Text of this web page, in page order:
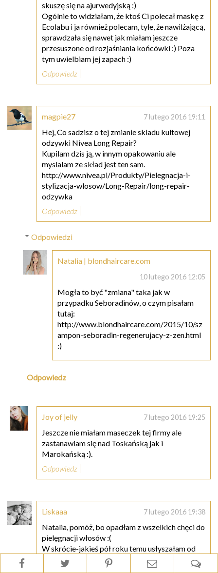
skuszę się na ajurwedyjską :)
Ogólnie to widziałam, że ktoś Ci polecał maskę z
Ecolabu i ja również polecam, tyle, że nawilżającą,
sprawdzała się nawet jak miałam jeszcze
przesuszone od rozjaśniania końcówki :) Poza
tym uwielbiam jej zapach :)
Odpowiedz
magpie27 7 lutego 2016 19:11
Hej, Co sadzisz o tej zmianie skladu kultowej
odzywki Nivea Long Repair?
Kupilam dzis ją, w innym opakowaniu ale
myslalam ze skład jest ten sam.
http://www.nivea.pl/Produkty/Pielegnacja-i-
stylizacja-wlosow/Long-Repair/long-repair-
odzywka
Odpowiedz
Odpowiedzi
Natalia | blondhaircare.com
10 lutego 2016 12:05
Mogła to być "zmiana" taka jak w
przypadku Seboradinów, o czym pisałam
tutaj:
http://www.blondhaircare.com/2015/10/sz
ampon-seboradin-regenerujacy-z-zen.html
:)
Odpowiedz
Joy of jelly 7 lutego 2016 19:25
Jeszcze nie miałam maseczek tej firmy ale
zastanawiam się nad Toskańską jak i
Marokańską :).
Odpowiedz
Liskaaa 7 lutego 2016 19:38
Natalia, pomóż, bo opadłam z wszelkich chęci do
pielęgnacji włosów :(
W skrócie-jakieś pół roku temu usłyszałam od
fryzjerki, że mam bardzo przesuszone włosy.
Faktycznie nie wyglądały najlepiej, więc